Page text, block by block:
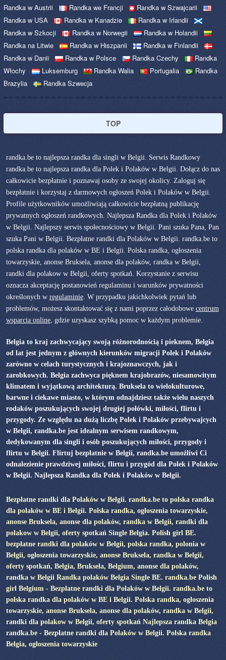
Randka w Austrii
Randka we Francji
Randka w Szwajcarii
Randka w USA
Randka w Kanadzie
Randka w Irlandii
Randka w Szkocji
Randka w Norwegii
Randka w Holandii
Randka na Litwie
Randka w Hiszpanii
Randka w Finlandii
Randka w Danii
Randka w Polsce Randka Czechy
Randka
Włochy
Luksemburg Randka Walia Portugalia
Randka
Brazylia
Randka Szwecja
TOP
randka.be to najlepsza randka dla singli w Belgii. Serwis Randkowy
randka.be to najlepsza randka dla Polek i Polaków w Belgii. Dołącz do nas
całkowicie bezpłatnie i poznawaj osoby ze swojej okolicy. Zaloguj się
bezpłatnie i korzystaj z darmowych ogłoszeń Polek i Polaków w Belgii.
Profile użytkowników umożliwiają całkowicie bezpłatną publikację
prywatnych ogłoszeń randkowych. Najlepsza Randka dla Polek i Polaków
w Belgii. Najlepszy serwis społecnościowy w Belgii. Pani szuka Pana, Pan
szuka Pani w Belgii. Bezpłatne randki dla Polaków w Belgii. randka.be to
polska randka dla polaków w BE i Belgii. Polska randka, ogłoszenia
towarzyskie, anonse Bruksela, anonse dla polaków, randka w Belgii,
randki dla polakow w Belgii, oferty spotkań. Korzystanie z serwisu
oznacza akceptację postanowień regulaminu i warunków prywatności
określonych w regulaminie. W przypadku jakichkolwiek pytań lub
problemów, możesz skontaktować się z nami poprzez całodobowe centrum
wsparcia online, gdzie uzyskasz szybką pomoc w każdym problemie.
Belgia to kraj zachwycający swoją różnorodnością i pieknem, Belgia
od lat jest jednym z głównych kierunków migracji Polek i Polaków
zarówno w celach turystycznych i krajoznawczych, jak i
zarobkowych. Belgia zachwyca pięknem krajobrazów, niesamowitym
klimatem i wyjątkową architekturą. Bruksela to wielokulturowe,
barwne i ciekawe miasto, w którym odnajdziesz także wielu naszych
rodaków poszukujących swojej drugiej połówki, miłości, flirtu i
przygody. Ze względu na dużą liczbę Polek i Polaków przebywajcych
w Belgii, randka.be jest idealnym serwisem randkowym,
dedykowanym dla singli i osób poszukujących miłości, przygody i
flirtu w Belgii. Flirtuj bezpłatnie w Belgii, randka.be umożliwi Ci
odnalezienie prawdziwej miłości, flirtu i przygód dla Polek i Polaków
w Belgii. Najlepsza Randka dla Polek i Polaków w Belgii.
Bezpłatne randki dla Polaków w Belgii. randka.be to polska randka
dla polaków w BE i Belgii. Polska randka, ogłoszenia towarzyskie,
anonse Bruksela, anonse dla polaków, randka w Belgii, randki dla
polakow w Belgii, oferty spotkań Single Belgia. Polish girl BE.
bezpłatne randki dla polaków w Belgii, polska randka, polonia w
Belgii, ogłoszenia towarzyskie, anonse Bruksela, randka w Belgii,
oferty spotkań, Belgia, Bruksela, Belgium, anonse dla polaków,
randka w Belgii Randka polaków Belgia Single BE. randka.be Polish
girl Belgium - Bezpłatne randki dla Polaków w Belgii. randka.be to
polska randka dla polaków w BE i Belgii. Polska randka, ogłoszenia
towarzyskie, anonse Bruksela, anonse dla polaków, randka w Belgii,
randki dla polakow w Belgii, oferty spotkań Najlepsza randka Belgia
randka.be - Bezpłatne randki dla Polaków w Belgii. Polska randka
Belgia, ogłoszenia towarzyskie